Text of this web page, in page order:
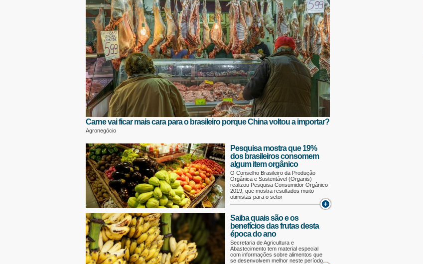
Carne vai ficar mais cara para o brasileiro porque China voltou a importar?
Agronegócio
Pesquisa mostra que 19%
dos brasileiros consomem
algum item orgânico
O Conselho Brasileiro da Produção
Orgânica e Sustentável (Organis)
realizou Pesquisa Consumidor Orgânico
2019, que mostra resultados muito
otimistas para o setor
Saiba quais são e os
benefícios das frutas desta
época do ano
Secretaria de Agricultura e
Abastecimento tem material especial
com informações sobre alimentos que
se desenvolvem melhor neste período